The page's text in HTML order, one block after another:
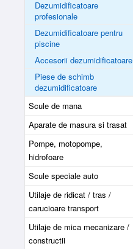
Dezumidificatoare
profesionale
Dezumidificatoare pentru
piscine
Accesorii dezumidificatoare
Piese de schimb
dezumidificatoare
Scule de mana
Aparate de masura si trasat
Pompe, motopompe,
hidrofoare
Scule speciale auto
Utilaje de ridicat / tras /
carucioare transport
Utilaje de mica mecanizare /
constructii